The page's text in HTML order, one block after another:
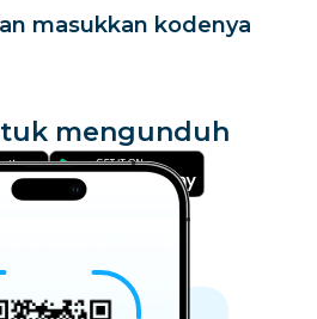
masukkan kodenya
mengunduh